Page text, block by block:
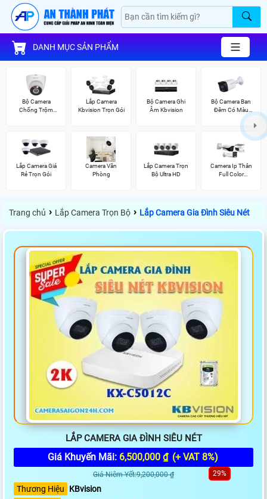
DANH MỤC SẢN PHẨM
Bộ Camera
Chống Trộm
Lắp Camera
Kbvision Trọn Gói
Bộ Camera Ghi
Âm Kbvision
Bộ Camera Ban
Đêm Có Màu
Kbvision
Lắp Camera Giá
Rẻ Trọn Gói
Camera Văn
Phòng
Lắp Camera Trọn
Bộ Ultra HD
Camera Ip Thân
Full Color
Trang chủ › Lắp Camera Trọn Bộ › Lắp Camera Gia Đình Siêu Nét
LẮP CAMERA GIA ĐÌNH SIÊU NÉT
Giá Khuyến Mãi: 6,500,000 ₫ (+ VAT 8%)
Giá Niêm Yết:9,200,000 ₫ 29%
Thương Hiệu
KBvision